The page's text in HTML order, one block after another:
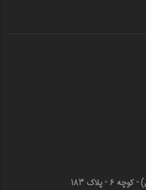
قم - خیابان انقلاب (چهارمردان)‌ - کوچه 6 - پلاک 183